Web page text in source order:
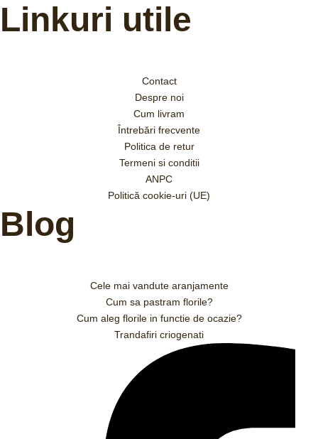
Linkuri utile
Contact
Despre noi
Cum livram
Întrebări frecvente
Politica de retur
Termeni si conditii
ANPC
Politică cookie-uri (UE)
Blog
Cele mai vandute aranjamente
Cum sa pastram florile?
Cum aleg florile in functie de ocazie?
Trandafiri criogenati